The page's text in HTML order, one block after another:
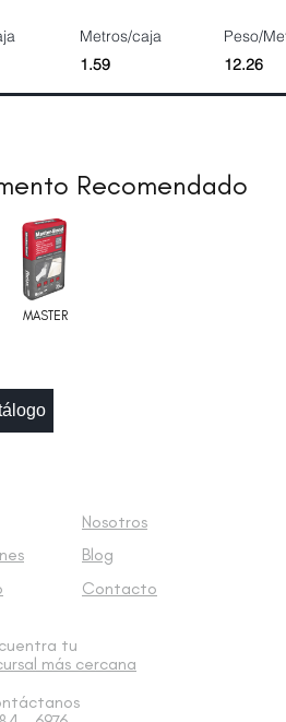
Metros/caja Peso/
1.59 12.26
Recomendado
MASTER
Nosotros
Blog
Contacto
tu
más cercana